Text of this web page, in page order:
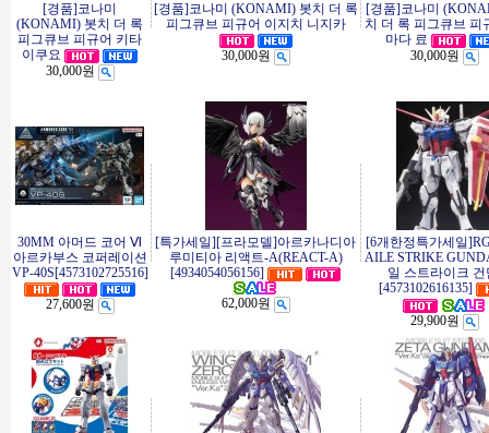
[경품]코나미
(KONAMI) 봇치 더 록
피그큐브 피규어 키타
이쿠요
30,000원
[경품]코나미 (KONAMI) 봇치 더 록
피그큐브 피규어 이지치 니지카
30,000원
[경품]코나미
치 더 록 피그큐브 피
마다 료
30,000원
30MM 아머드 코어 Ⅵ
아르카부스 코퍼레이션
VP-40S[4573102725516]
27,600원
[특가세일][프라모델]아르카나디아
루미티아 리액트-A(REACT-A)
[4934054056156]
62,000원
[6개한정특가세일
AILE STRIKE
일 스트라이크 건
[4573102616135]
29,900원